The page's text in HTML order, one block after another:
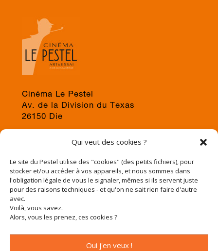
Qui veut des cookies ?
Le site du Pestel utilise des "cookies" (des petits fichiers), pour
stocker et/ou accéder à vos appareils, et nous sommes dans
l'obligation légale de vous le signaler, mêmes si ils servent juste
pour des raisons techniques - et qu'on ne sait rien faire d'autre
avec.
Voilà, vous savez.
Alors, vous les prenez, ces cookies ?
Oui j'en veux !
Cinéma Le Pestel
Av. de la Division du Texas
26150 Die
jps@cinema-le-pestel.fr
oumediation@cinema-le-pestel.fr